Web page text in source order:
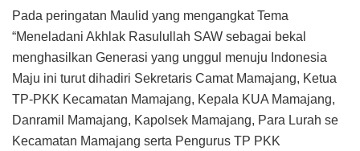
Pada peringatan Maulid yang mengangkat Tema
“Meneladani Akhlak Rasulullah SAW sebagai bekal
menghasilkan Generasi yang unggul menuju Indonesia
Maju ini turut dihadiri Sekretaris Camat Mamajang, Ketua
TP-PKK Kecamatan Mamajang, Kepala KUA Mamajang,
Danramil Mamajang, Kapolsek Mamajang, Para Lurah se
Kecamatan Mamajang serta Pengurus TP PKK